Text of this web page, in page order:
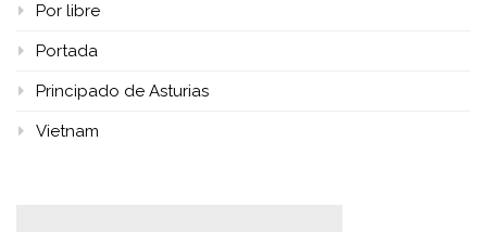
Por libre
Portada
Principado de Asturias
Vietnam